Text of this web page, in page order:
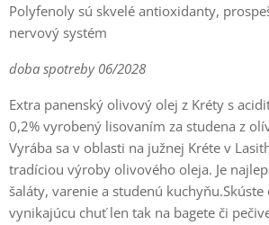
Polyfenoly sú skvelé antioxidanty,
nervový systém
doba spotreby 06/2028
Extra panenský olivový olej z Kréty s
0,2% vyrobený lisovaním za studena z
Vyrába sa v oblasti na južnej Kréte v
tradíciou výroby olivového oleja. Je
šaláty, varenie a studenú
vynikajúcu chuť len tak na bagete či